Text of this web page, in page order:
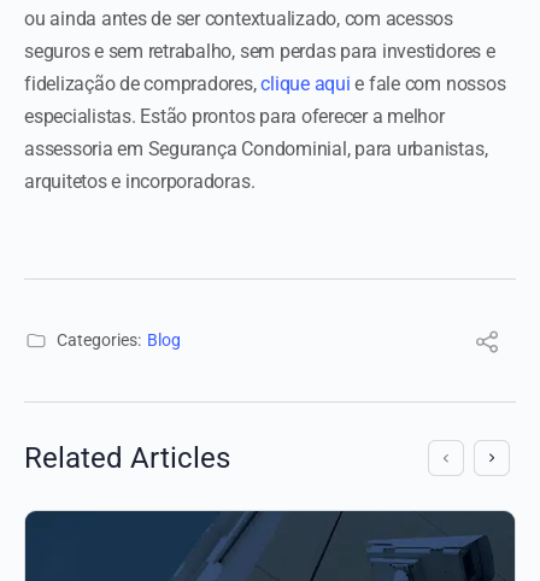
ou ainda antes de ser contextualizado, com acessos
seguros e sem retrabalho, sem perdas para investidores e
fidelização de compradores,clique aqui e fale com nossos
especialistas. Estão prontos para oferecer a melhor
assessoria em Segurança Condominial, para urbanistas,
arquitetos e incorporadoras.
Categories: Blog
Related Articles